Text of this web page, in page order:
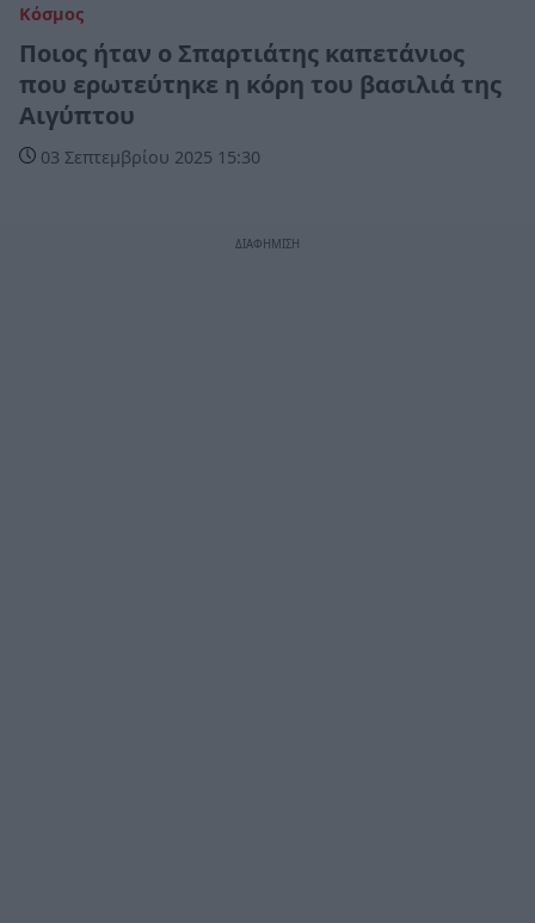
Κόσμος
Ποιος ήταν ο Σπαρτιάτης καπετάνιος
που ερωτεύτηκε η κόρη του βασιλιά της
Αιγύπτου
03 Σεπτεμβρίου 2025 15:30